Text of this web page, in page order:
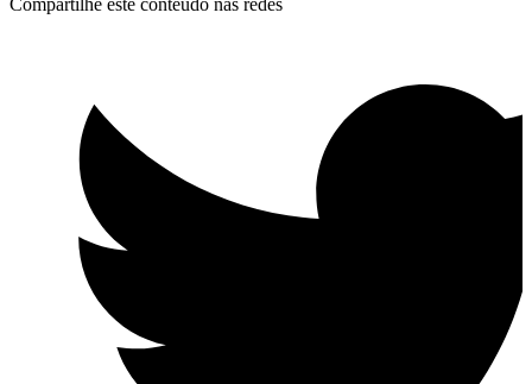
Compartilhe este conteúdo nas redes